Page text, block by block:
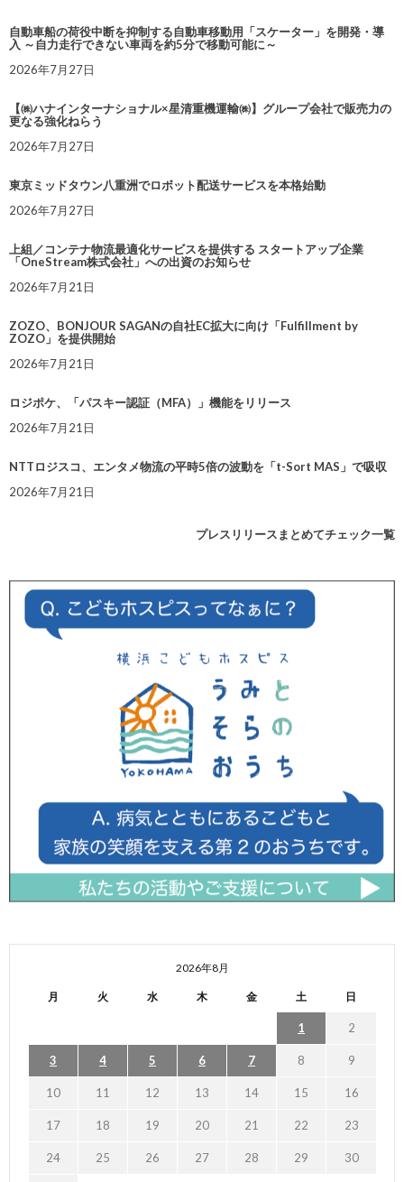
自動車船の荷役中断を抑制する自動車移動用「スケーター」を開発・導
入 ～自力走行できない車両を約5分で移動可能に～
2026年7月27日
【㈱ハナインターナショナル×星清重機運輸㈱】グループ会社で販売力の
更なる強化ねらう
2026年7月27日
東京ミッドタウン八重洲でロボット配送サービスを本格始動
2026年7月27日
上組／コンテナ物流最適化サービスを提供する スタートアップ企業
「OneStream株式会社」への出資のお知らせ
2026年7月21日
ZOZO、BONJOUR SAGANの自社EC拡大に向け「Fulfillment by
ZOZO」を提供開始
2026年7月21日
ロジポケ、「パスキー認証（MFA）」機能をリリース
2026年7月21日
NTTロジスコ、エンタメ物流の平時5倍の波動を「t-Sort MAS」で吸収
2026年7月21日
プレスリリースまとめてチェック一覧
2026年8月
月 火 水 木 金 土 日
1 2
3 4 5 6 7 8 9
10 11 12 13 14 15 16
17 18 19 20 21 22 23
24 25 26 27 28 29 30